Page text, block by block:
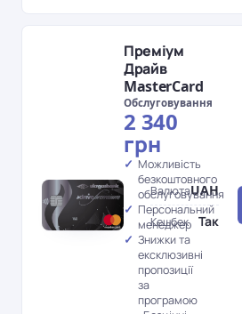
Преміум
Драйв
MasterCard
Обслуговування
2 340
грн
Можливість
безкоштовного
обслуговування
Персональний
менеджер
Знижки та
ексклюзивні
пропозиції
за
програмою
ВалютаUAH
Кешбек Так